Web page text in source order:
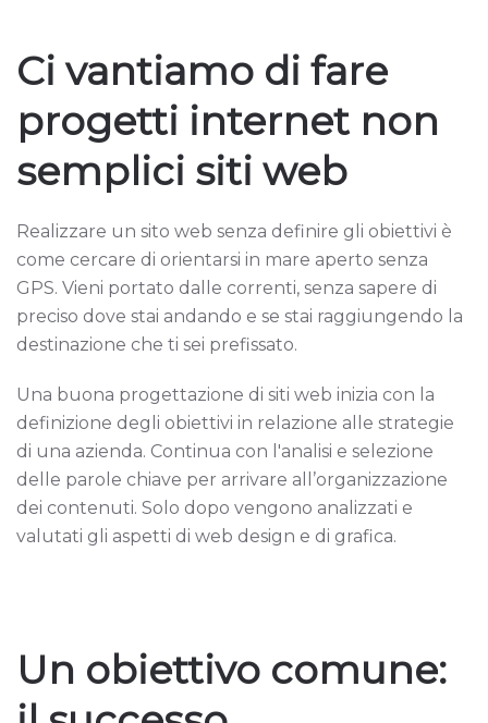
Ci vantiamo di fare
progetti internet non
semplici siti web
Realizzare un sito web senza definire gli obiettivi è
come cercare di orientarsi in mare aperto senza
GPS. Vieni portato dalle correnti, senza sapere di
preciso dove stai andando e se stai raggiungendo la
destinazione che ti sei prefissato.
Una buona progettazione di siti web inizia con la
definizione degli obiettivi in relazione alle strategie
di una azienda. Continua con l'analisi e selezione
delle parole chiave per arrivare all’organizzazione
dei contenuti. Solo dopo vengono analizzati e
valutati gli aspetti di web design e di grafica.
Un obiettivo comune: